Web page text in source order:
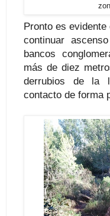
Pronto es
continuar
bancos
más de diez
derrubios de la
contacto de forma